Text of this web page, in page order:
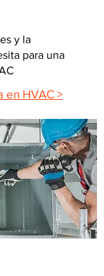
y la
para una
en HVAC >